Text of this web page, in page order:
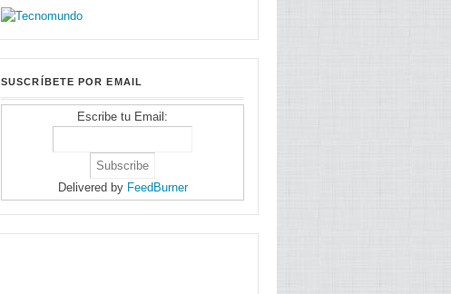
SUSCRÍBETE POR EMAIL
Escribe tu Email:
Delivered by FeedBurner